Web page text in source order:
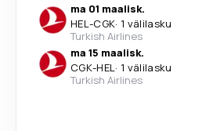
ma 01 maalisk.
HEL-CGK· 1 välilasku
Turkish Airlines
ma 15 maalisk.
CGK-HEL· 1 välilasku
Turkish Airlines